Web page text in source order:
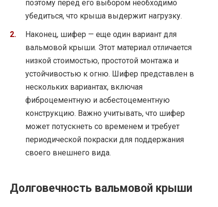
поэтому перед его выбором необходимо
убедиться, что крыша выдержит нагрузку.
Наконец, шифер — еще один вариант для
вальмовой крыши. Этот материал отличается
низкой стоимостью, простотой монтажа и
устойчивостью к огню. Шифер представлен в
нескольких вариантах, включая
фиброцементную и асбестоцементную
конструкцию. Важно учитывать, что шифер
может потускнеть со временем и требует
периодической покраски для поддержания
своего внешнего вида.
Долговечность вальмовой крыши